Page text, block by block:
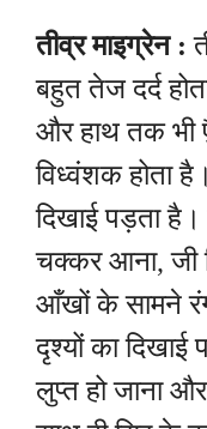
तीव्र माइग्रेन :
बहुत तेज दर्द
और हाथ तक भी
विध्वंशक होता
दिखाई पड़ता
चक्कर आना, जी
आँखों के सामने
दृश्यों का
लुप्त हो जाना